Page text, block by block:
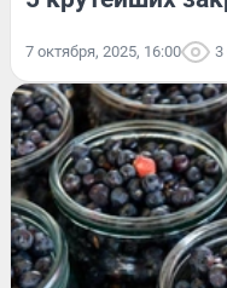
7 октября, 2025, 16:00 3